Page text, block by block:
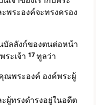
พระองค์จะทรงครอง
บัลลังก์ของตนต่อหน้า
ะเจ้า 17ทูลว่า
ณพระองค์ องค์พระผู้
ผู้ทรงดำรงอยู่ในอดีต